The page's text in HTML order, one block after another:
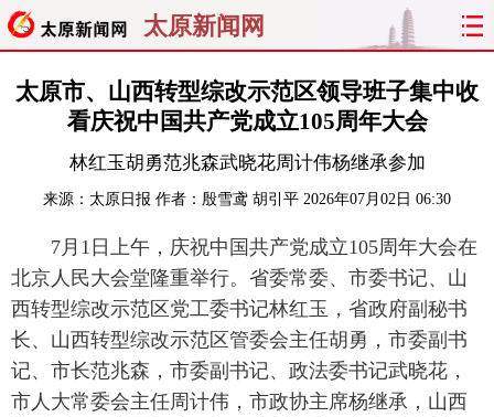
太原新闻网
首页 聚焦 太原 山西
经济 关注 文明 出行
纵横 曝光 综合 专题
旅游 理财 政务 教育
看天下 晋月读 最太原 网罗民生
太原日报 太原晚报 热评 社区
太原市、山西转型综改示范区领导班子集中收
看庆祝中国共产党成立105周年大会
林红玉胡勇范兆森武晓花周计伟杨继承参加
来源： 太原日报 作者：殷雪鸢 胡引平 2026年07月02日 06:30
7月1日上午，庆祝中国共产党成立105周年大会在
北京人民大会堂隆重举行。省委常委、市委书记、山
西转型综改示范区党工委书记林红玉，省政府副秘书
长、山西转型综改示范区管委会主任胡勇，市委副书
记、市长范兆森，市委副书记、政法委书记武晓花，
市人大常委会主任周计伟，市政协主席杨继承，山西